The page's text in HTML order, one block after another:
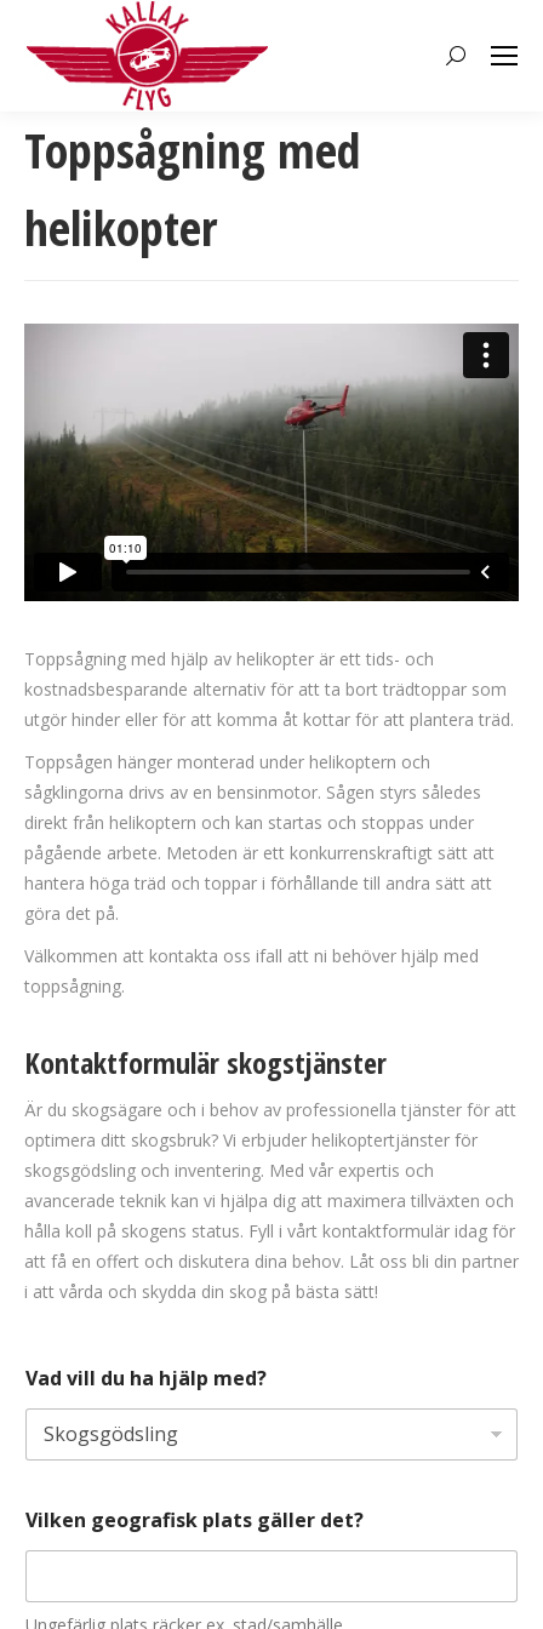
Search:
Toppsågning med
helikopter
Toppsågning med hjälp av helikopter är ett tids- och
kostnadsbesparande alternativ för att ta bort trädtoppar som
utgör hinder eller för att komma åt kottar för att plantera träd.
Toppsågen hänger monterad under helikoptern och
sågklingorna drivs av en bensinmotor. Sågen styrs således
direkt från helikoptern och kan startas och stoppas under
pågående arbete. Metoden är ett konkurrenskraftigt sätt att
hantera höga träd och toppar i förhållande till andra sätt att
göra det på.
Välkommen att kontakta oss ifall att ni behöver hjälp med
toppsågning.
Kontaktformulär skogstjänster
Är du skogsägare och i behov av professionella tjänster för att
optimera ditt skogsbruk? Vi erbjuder helikoptertjänster för
skogsgödsling och inventering. Med vår expertis och
avancerade teknik kan vi hjälpa dig att maximera tillväxten och
hålla koll på skogens status. Fyll i vårt kontaktformulär idag för
att få en offert och diskutera dina behov. Låt oss bli din partner
i att vårda och skydda din skog på bästa sätt!
Vad vill du ha hjälp med?
Vilken geografisk plats gäller det?
Ungefärlig plats räcker ex. stad/samhälle